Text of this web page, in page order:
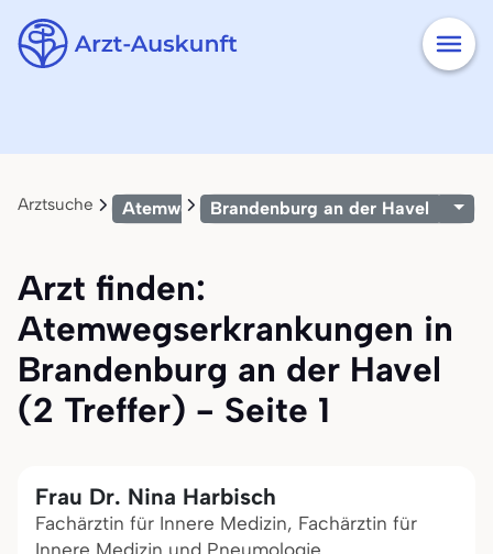
Arztsuche Atemwegserkrankungen
Brandenburg an der Havel
Arzt finden:
Atemwegserkrankungen in
Brandenburg an der Havel
(2 Treffer) - Seite 1
Frau Dr. Nina Harbisch
Fachärztin für Innere Medizin, Fachärztin für
Innere Medizin und Pneumologie